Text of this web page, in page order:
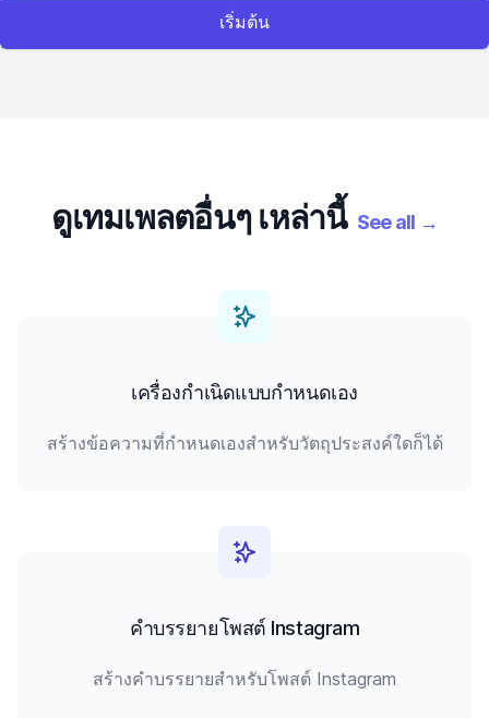
เริ่มต้น
ดูเทมเพลตอื่นๆ เหล่านี้ See all →
เครื่องกำเนิดแบบกำหนดเอง
สร้างข้อความที่กำหนดเองสำหรับวัตถุประสงค์ใดก็ได้
คำบรรยายโพสต์ Instagram
สร้างคำบรรยายสำหรับโพสต์ Instagram